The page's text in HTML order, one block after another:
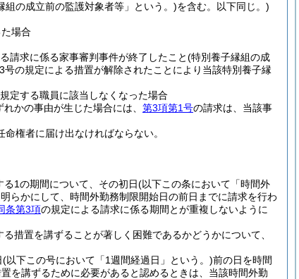
組の成立前の監護対象者等」という。)を含む。以下同じ。)
場合
請求に係る家事審判事件が終了したこと(特別養子縁組の成
の規定による措置が解除されたことにより当該特別養子縁
定する職員に該当しなくなった場合
れかの事由が生じた場合には、 第3項第1号の請求は、当該事
権者に届け出なければならない。
1の期間について、その初日(以下この条において「時間外
らかにして、時間外勤務制限開始日の前日までに請求を行わ
条第3項の規定による請求に係る期間とが重複しないように
る措置を講ずることが著しく困難であるかどうかについて、
(以下この号において「1週間経過日」という。)前の日を時間
を講ずるために必要があると認めるときは、当該時間外勤